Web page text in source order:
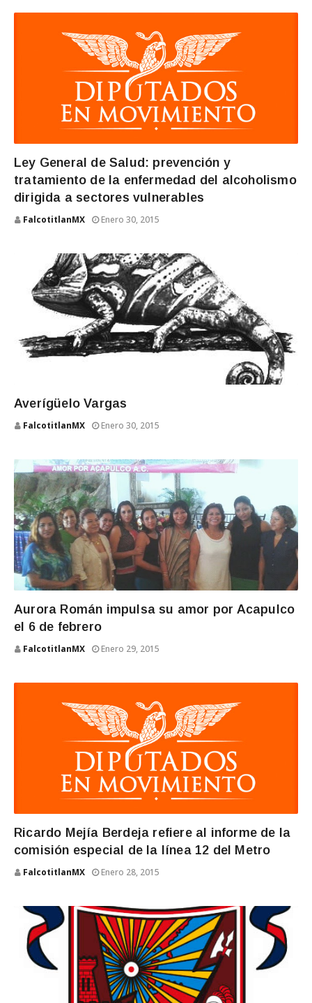
Ley General de Salud: prevención y
tratamiento de la enfermedad del alcoholismo
dirigida a sectores vulnerables
FalcotitlanMX Enero 30, 2015
Averígüelo Vargas
FalcotitlanMX Enero 30, 2015
Aurora Román impulsa su amor por Acapulco
el 6 de febrero
FalcotitlanMX Enero 29, 2015
Ricardo Mejía Berdeja refiere al informe de la
comisión especial de la línea 12 del Metro
FalcotitlanMX Enero 28, 2015